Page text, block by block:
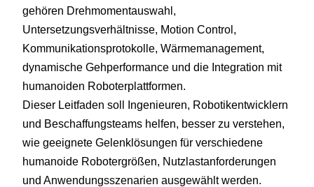
gehören Drehmomentauswahl,
Untersetzungsverhältnisse, Motion Control,
Kommunikationsprotokolle, Wärmemanagement,
dynamische Gehperformance und die Integration mit
humanoiden Roboterplattformen.
Dieser Leitfaden soll Ingenieuren, Robotikentwicklern
und Beschaffungsteams helfen, besser zu verstehen,
wie geeignete Gelenklösungen für verschiedene
humanoide Robotergrößen, Nutzlastanforderungen
und Anwendungsszenarien ausgewählt werden.